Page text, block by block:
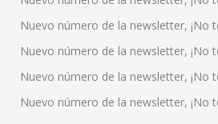
Nuevo número de la newsletter, ¡No
Nuevo número de la newsletter, ¡No
Nuevo número de la newsletter, ¡No
Nuevo número de la newsletter, ¡No